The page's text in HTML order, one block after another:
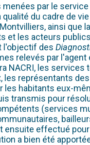
par le service
qualité du cadre de
ainsi que
et les acteurs
l'objectif des
relevés par l'agent
NACRI, les
les représentants
les habitants eux-
transmis pour
(services
ensuite effectué
a bien été